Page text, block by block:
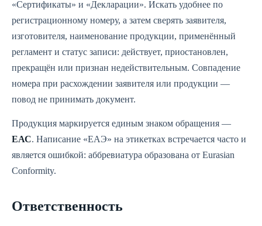
«Сертификаты» и «Декларации». Искать удобнее по
регистрационному номеру, а затем сверять заявителя,
изготовителя, наименование продукции, применённый
регламент и статус записи: действует, приостановлен,
прекращён или признан недействительным. Совпадение
номера при расхождении заявителя или продукции —
повод не принимать документ.
Продукция маркируется единым знаком обращения —
ЕАС. Написание «ЕАЭ» на этикетках встречается часто и
является ошибкой: аббревиатура образована от Eurasian
Conformity.
Ответственность